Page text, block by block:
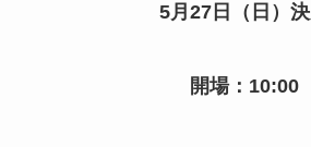
5月27日（日）
開場：10:00